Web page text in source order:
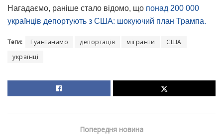
Нагадаємо, раніше стало відомо, що понад 200 000
українців депортують з США: шокуючий план Трампа.
Теги: Гуантанамо депортація мігранти
США
українці
Попередня новина